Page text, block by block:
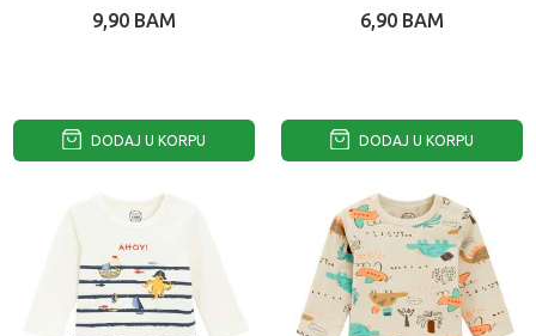
9,90 BAM
DODAJ U KORPU
6,90 BAM
DODAJ U KORPU